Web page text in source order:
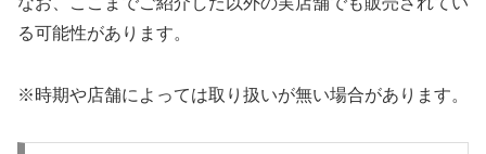
る可能性があります。
※時期や店舗によっては取り扱いが無い場合があります。